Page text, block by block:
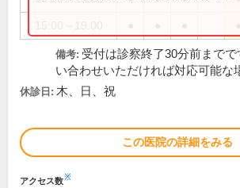
備考: 受付は診察終了30分前まで
い合わせいただければ対応可能な
休診日: 木、日、祝
この医院の詳細をみる
アクセス数※